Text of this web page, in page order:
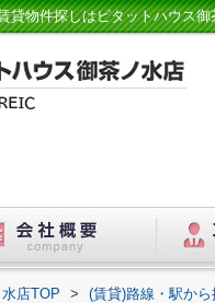
貸物件探しはピタットハウス
店TOP > (賃貸)路線・駅から